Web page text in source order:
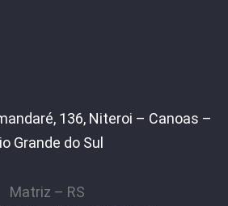
136, Niteroi – Canoas –
Grande do Sul
Matriz – RS